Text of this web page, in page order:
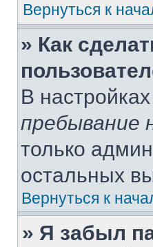
Вернуться к
» Как
В
пребывание
только
остальных
Вернуться к
» Я забыл